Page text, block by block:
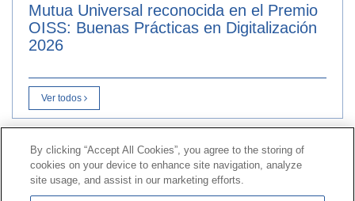
Mutua Universal reconocida en el Premio
OISS: Buenas Prácticas en Digitalización
2026
Ver todos
Contacto|Perfil do contratante|Reclamacións
Liña Universal 900 203 203
|
Zona Privada Comisión de
Prestacións Especiais|Zona Privada Provedor Sanitario
By clicking “Accept All Cookies”, you agree to the storing of
cookies on your device to enhance site navigation, analyze
site usage, and assist in our marketing efforts.